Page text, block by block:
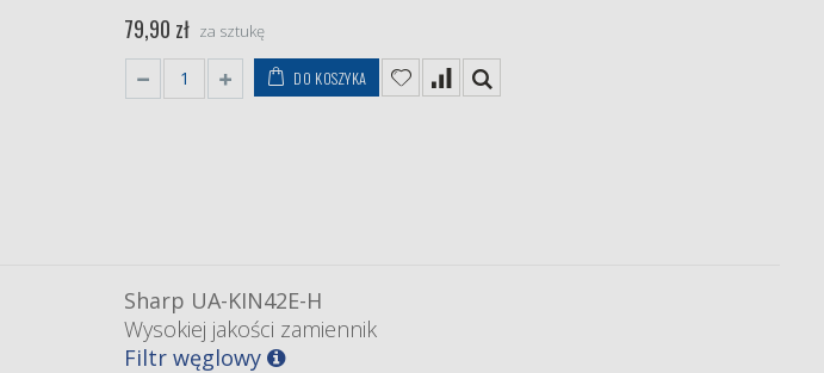
79,90 zł za sztukę
DO KOSZYKA
Sharp UA-KIN42E-H
Wysokiej jakości zamiennik
Filtr węglowy